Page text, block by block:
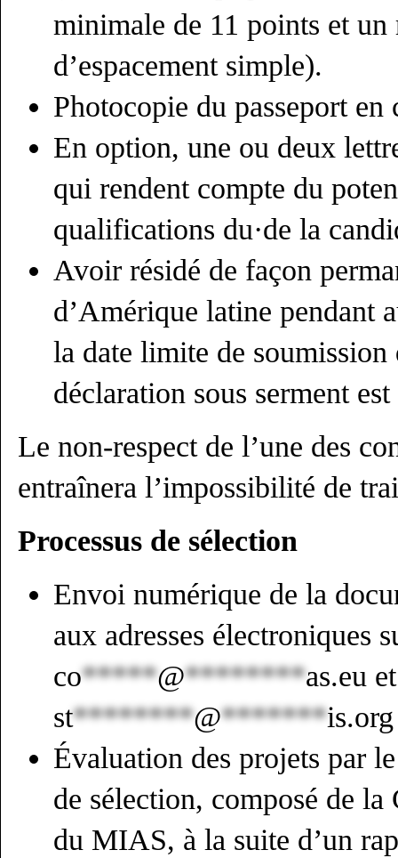
minimale de 11 points et
d’espacement simple).
Photocopie du passeport
En option, une ou deux
qui rendent compte du
qualifications du·de la
Avoir résidé de façon
d’Amérique latine pendant
la date limite de soumission
déclaration sous serment
Le non-respect de l’une des
entraînera l’impossibilité de
Processus de sélection
Envoi numérique de la
aux adresses électroniques
co*****@********as.eu et
st********@*******is.org
Évaluation des projets par
de sélection, composé de la
du MIAS, à la suite d’un